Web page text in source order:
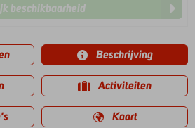
beschikbaarheid
Beschrijving
Activiteiten
Kaart